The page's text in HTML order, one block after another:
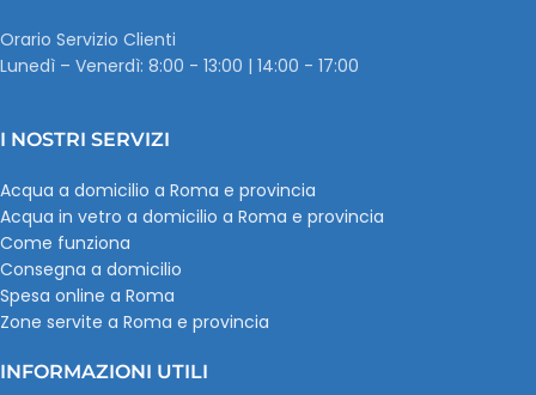
Orario Servizio Clienti
Lunedì – Venerdì: 8:00 - 13:00 | 14:00 - 17:00
I NOSTRI SERVIZI
Acqua a domicilio a Roma e provincia
Acqua in vetro a domicilio a Roma e provincia
Come funziona
Consegna a domicilio
Spesa online a Roma
Zone servite a Roma e provincia
INFORMAZIONI UTILI